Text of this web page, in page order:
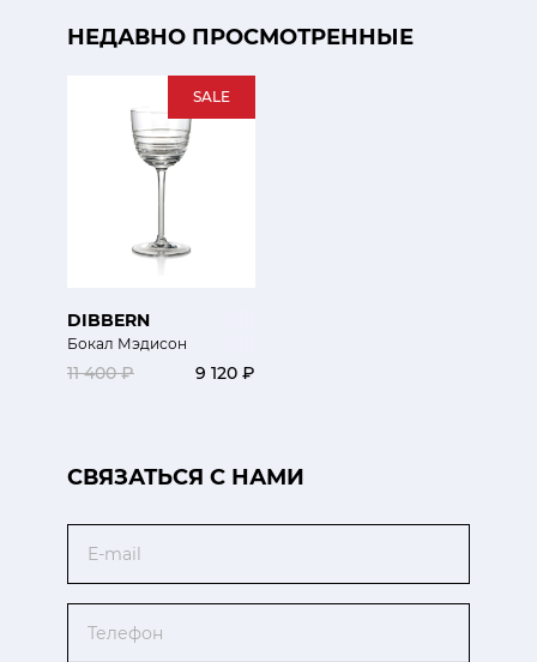
НЕДАВНО ПРОСМОТРЕННЫЕ
SALE
DIBBERN
Бокал Мэдисон
11 400 ₽ 9 120 ₽
CВЯЗАТЬСЯ С НАМИ